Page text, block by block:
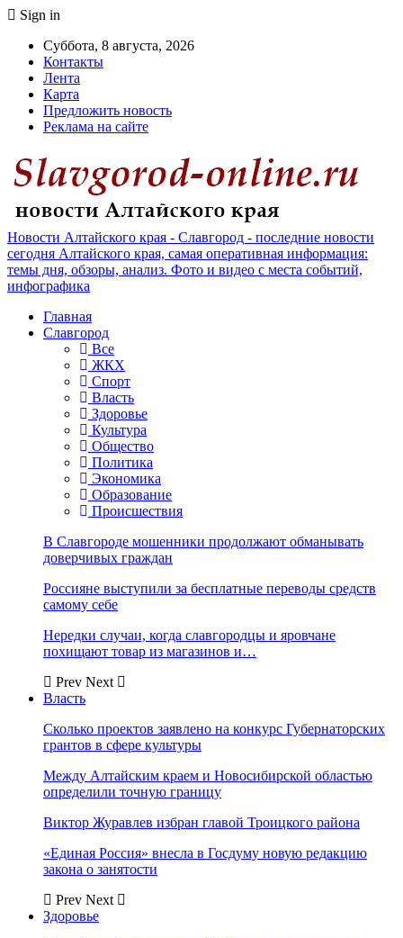
Sign in
Суббота, 8 августа, 2026
Контакты
Лента
Карта
Предложить новость
Реклама на сайте
Новости Алтайского края - Славгород - последние новости
сегодня Алтайского края, самая оперативная информация:
темы дня, обзоры, анализ. Фото и видео с места событий,
инфографика
Главная
Славгород
Все
ЖКХ
Спорт
Власть
Здоровье
Культура
Общество
Политика
Экономика
Образование
Происшествия
В Славгороде мошенники продолжают обманывать
доверчивых граждан
Россияне выступили за бесплатные переводы средств
самому себе
Нередки случаи, когда славгородцы и яровчане
похищают товар из магазинов и…
Prev Next
Власть
Сколько проектов заявлено на конкурс Губернаторских
грантов в сфере культуры
Между Алтайским краем и Новосибирской областью
определили точную границу
Виктор Журавлев избран главой Троицкого района
«Единая Россия» внесла в Госдуму новую редакцию
закона о занятости
Prev Next
Здоровье